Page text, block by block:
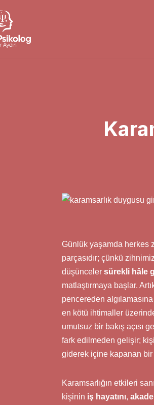
Günlük yaşamda herkes
parçasıdır; çünkü
düşünceler sürekli hâle
matlaştırmaya başlar.
pencereden
en kötü ihtimaller
umutsuz bir bakış açısı
fark edilmeden gelişir;
giderek içine kapanan
Karamsarlığın etkileri
kişinin iş hayatını,